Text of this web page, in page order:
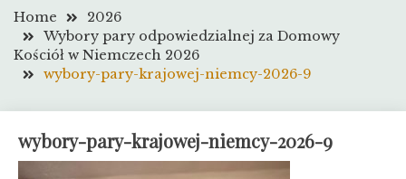
Home
2026
Wybory pary odpowiedzialnej za Domowy
Kościół w Niemczech 2026
wybory-pary-krajowej-niemcy-2026-9
wybory-pary-krajowej-niemcy-2026-9